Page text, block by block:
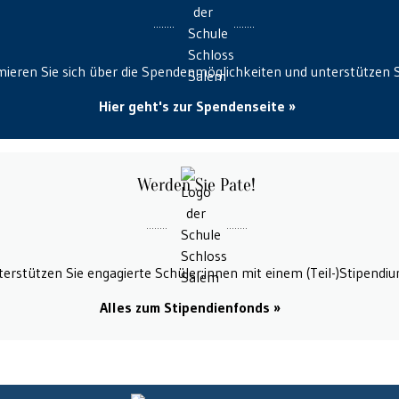
Sie sich über die Spendenmöglichkeiten und unterstützen
Hier geht's zur Spendenseite
Werden Sie Pate!
Sie engagierte Schüler:innen mit einem (Teil-
Alles zum Stipendienfonds